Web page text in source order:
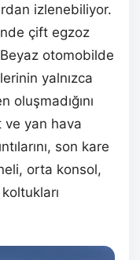
izlenebiliyor.
çift egzoz
Beyaz otomobilde
yalnızca
oluşmadığını
ve yan hava
son kare
orta konsol,